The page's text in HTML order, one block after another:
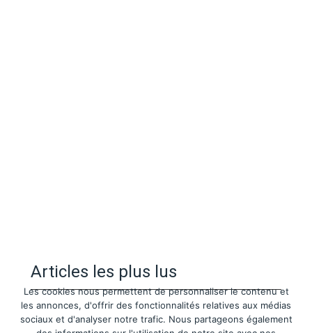
Articles les plus lus
Les cookies nous permettent de personnaliser le contenu et
les annonces, d'offrir des fonctionnalités relatives aux médias
sociaux et d'analyser notre trafic. Nous partageons également